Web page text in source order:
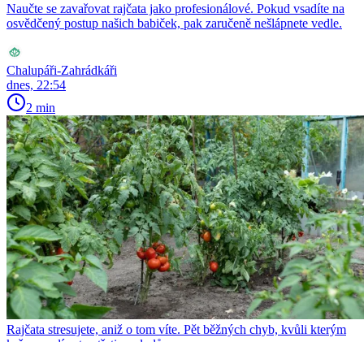
Naučte se zavařovat rajčata jako profesionálové. Pokud vsadíte na
osvědčený postup našich babiček, pak zaručeně nešlápnete vedle.
Chalupáři-Zahrádkáři
dnes, 22:54
2 min
Rajčata stresujete, aniž o tom víte. Pět běžných chyb, kvůli kterým